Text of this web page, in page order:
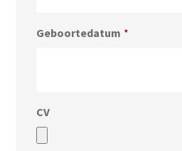
Geboortedatum *
CV